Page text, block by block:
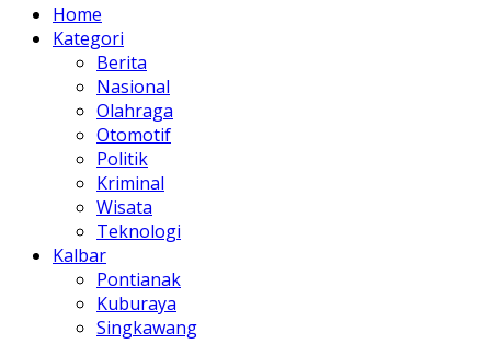
Home
Kategori
Berita
Nasional
Olahraga
Otomotif
Politik
Kriminal
Wisata
Teknologi
Kalbar
Pontianak
Kuburaya
Singkawang